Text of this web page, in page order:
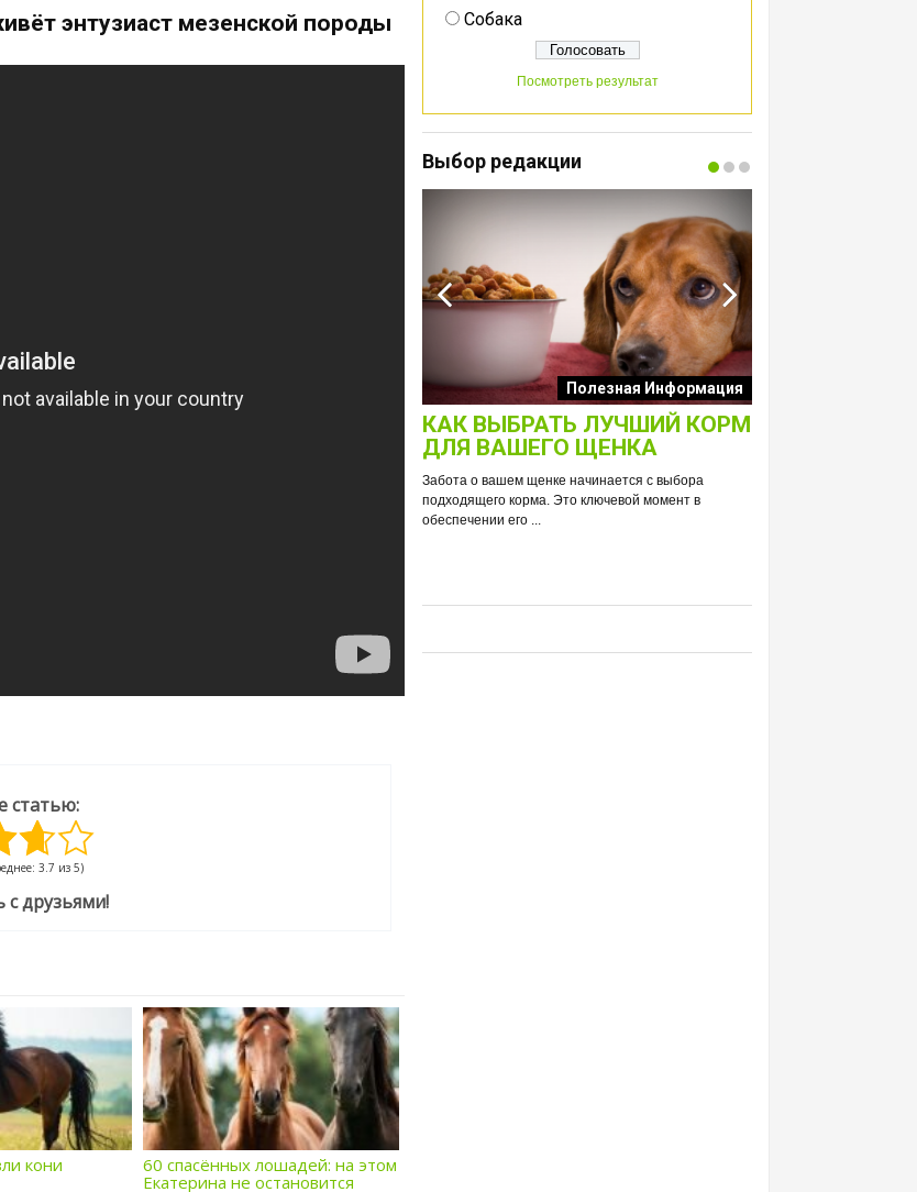
энтузиаст мезенской породы
статью:
3.7 из 5)
с друзьями!
кони
60 спасённых лошадей: на этом
Екатерина не остановится
Собака
Посмотреть результат
Выбор редакции
собак
Полезная Информация
КАК ВЫБРАТЬ ЛУЧШИЙ КОРМ
ДЛЯ ВАШЕГО ЩЕНКА
Забота о вашем щенке начинается с выбора
подходящего корма. Это ключевой момент в
обеспечении его ...